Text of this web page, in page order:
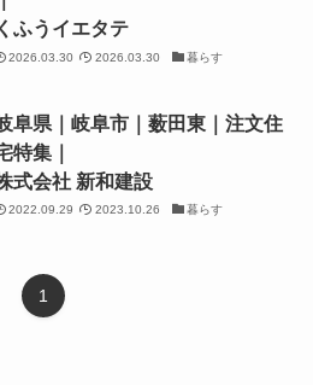
くふうイエタテ
2026.03.30 2026.03.30 暮らす
阜県｜岐阜市｜薮田東｜注文住
特集｜
式会社 新和建設
2022.09.29 2023.10.26 暮らす
1